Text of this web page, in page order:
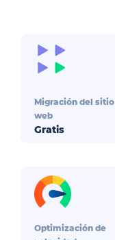
Migración del sitio
web
Gratis
Optimización de